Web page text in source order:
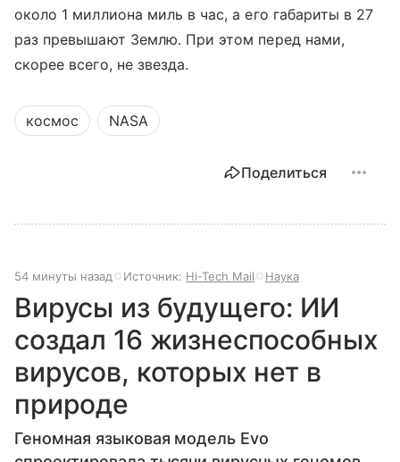
около 1 миллиона миль в час, а его габариты в 27
раз превышают Землю. При этом перед нами,
скорее всего, не звезда.
космос NASA
Поделиться
54 минуты назад Источник: Hi-Tech Mail Наука
Вирусы из будущего: ИИ
создал 16 жизнеспособных
вирусов, которых нет в
природе
Геномная языковая модель Evo